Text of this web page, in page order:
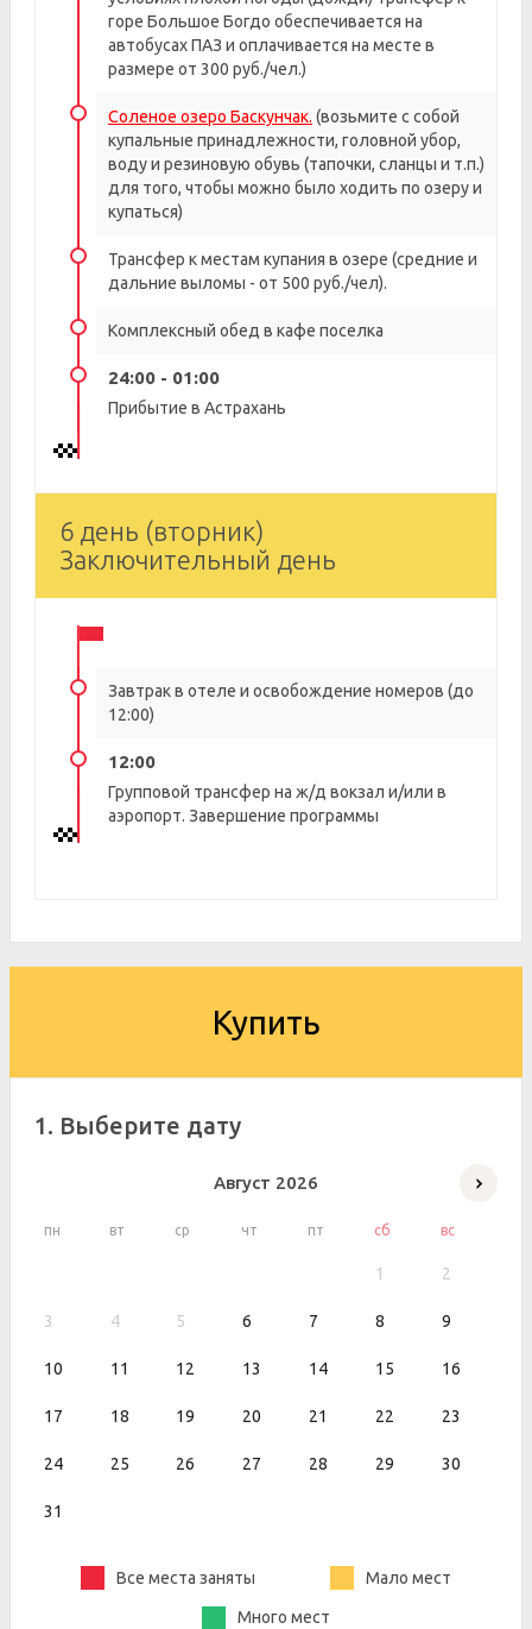
горе Большое Богдо обеспечивается на
автобусах ПАЗ и оплачивается на месте в
размере от 300 руб./чел.)
Соленое озеро Баскунчак. (возьмите с собой
купальные принадлежности, головной убор,
воду и резиновую обувь (тапочки, сланцы и т.п.)
для того, чтобы можно было ходить по озеру и
купаться)
Трансфер к местам купания в озере (средние и
дальние выломы - от 500 руб./чел).
Комплексный обед в кафе поселка
24:00 - 01:00
Прибытие в Астрахань
6 день (вторник)
Заключительный день
Завтрак в отеле и освобождение номеров (до
12:00)
12:00
Групповой трансфер на ж/д вокзал и/или в
аэропорт. Завершение программы
Купить
1. Выберите дату
Август 2026
пн вт ср чт пт сб вс
1 2
3 4 5 6 7 8 9
10 11 12 13 14 15 16
17 18 19 20 21 22 23
24 25 26 27 28 29 30
31
Все места заняты Мало мест
Много мест